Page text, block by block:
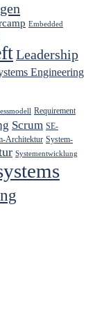
Embedded
Leadership
Engineering
Requirement
Scrum SE-
Architektur System-
Systementwicklung